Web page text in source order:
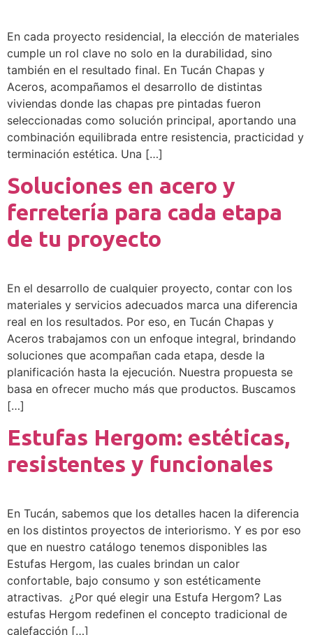
En cada proyecto residencial, la elección de materiales
cumple un rol clave no solo en la durabilidad, sino
también en el resultado final. En Tucán Chapas y
Aceros, acompañamos el desarrollo de distintas
viviendas donde las chapas pre pintadas fueron
seleccionadas como solución principal, aportando una
combinación equilibrada entre resistencia, practicidad y
terminación estética. Una […]
Soluciones en acero y
ferretería para cada etapa
de tu proyecto
En el desarrollo de cualquier proyecto, contar con los
materiales y servicios adecuados marca una diferencia
real en los resultados. Por eso, en Tucán Chapas y
Aceros trabajamos con un enfoque integral, brindando
soluciones que acompañan cada etapa, desde la
planificación hasta la ejecución. Nuestra propuesta se
basa en ofrecer mucho más que productos. Buscamos
[…]
Estufas Hergom: estéticas,
resistentes y funcionales
En Tucán, sabemos que los detalles hacen la diferencia
en los distintos proyectos de interiorismo. Y es por eso
que en nuestro catálogo tenemos disponibles las
Estufas Hergom, las cuales brindan un calor
confortable, bajo consumo y son estéticamente
atractivas. ¿Por qué elegir una Estufa Hergom? Las
estufas Hergom redefinen el concepto tradicional de
calefacción […]